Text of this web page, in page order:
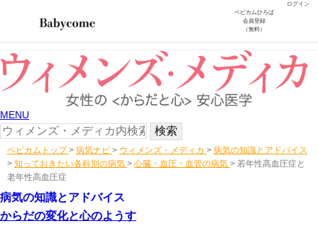
ログイン
ベビカムひろば
会員登録
（無料）
MENU
ベビカムトップ > 病気ナビ > ウィメンズ・メディカ > 病気の知識とアドバイス
> 知っておきたい各科別の病気 > 心臓・血圧・血管の病気 > 若年性高血圧症と
老年性高血圧症
病気の知識とアドバイス
からだの変化と心のようす